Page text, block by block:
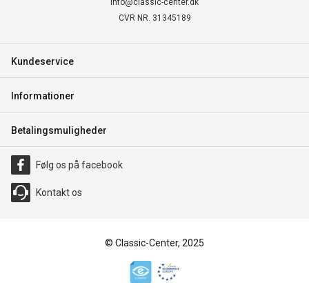
info@classic-center.dk
CVR NR. 31345189
Kundeservice
Informationer
Betalingsmuligheder
Følg os på facebook
Kontakt os
© Classic-Center, 2025